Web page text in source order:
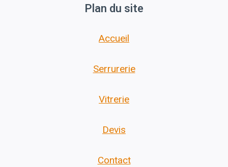
Plan du site
Accueil
Serrurerie
Vitrerie
Devis
Contact